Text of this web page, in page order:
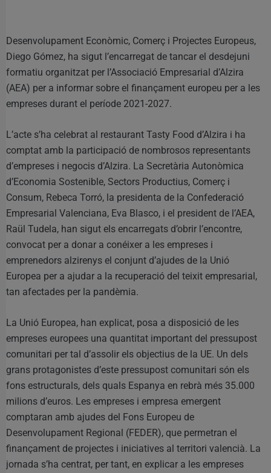
Desenvolupament Econòmic, Comerç i Projectes Europeus,
Diego Gómez, ha sigut l’encarregat de tancar el desdejuni
formatiu organitzat per l’Associació Empresarial d’Alzira
(AEA) per a informar sobre el finançament europeu per a les
empreses durant el període 2021-2027.
L’acte s’ha celebrat al restaurant Tasty Food d’Alzira i ha
comptat amb la participació de nombrosos representants
d’empreses i negocis d’Alzira. La Secretària Autonòmica
d’Economia Sostenible, Sectors Productius, Comerç i
Consum, Rebeca Torró, la presidenta de la Confederació
Empresarial Valenciana, Eva Blasco, i el president de l’AEA,
Raül Tudela, han sigut els encarregats d’obrir l’encontre,
convocat per a donar a conéixer a les empreses i
emprenedors alzirenys el conjunt d’ajudes de la Unió
Europea per a ajudar a la recuperació del teixit empresarial,
tan afectades per la pandèmia.
La Unió Europea, han explicat, posa a disposició de les
empreses europees una quantitat important del pressupost
comunitari per tal d’assolir els objectius de la UE. Un dels
grans protagonistes d’este pressupost comunitari són els
fons estructurals, dels quals Espanya en rebrà més 35.000
milions d’euros. Les empreses i empresa emergent
comptaran amb ajudes del Fons Europeu de
Desenvolupament Regional (FEDER), que permetran el
finançament de projectes i iniciatives al territori valencià. La
jornada s’ha centrat, per tant, en explicar a les empreses